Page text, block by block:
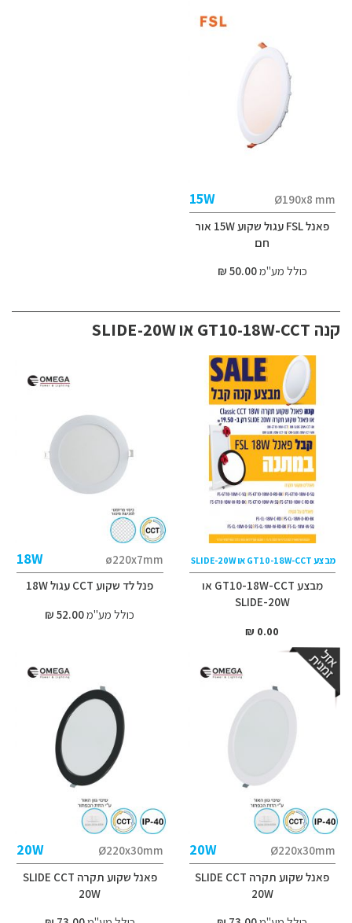
Ø190x8 mm
15W
פאנל FSL עגול שקוע 15W אור
חם
כולל מע"מ50.00 ₪
קנה GT10-18W-CCT או SLIDE-20W
מבצע GT10-18W-CCT או SLIDE-20W
מבצע GT10-18W-CCT או
SLIDE-20W
0.00 ₪
ø220x7mm
18W
פנל לד שקוע CCT עגול 18W
כולל מע"מ52.00 ₪
Ø220x30mm
20W
פאנל שקוע תקרה SLIDE CCT
20W
Ø220x30mm
20W
פאנל שקוע תקרה SLIDE CCT
20W